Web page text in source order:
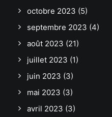
octobre 2023 (5)
septembre 2023 (4)
août 2023 (21)
juillet 2023 (1)
juin 2023 (3)
mai 2023 (3)
avril 2023 (3)